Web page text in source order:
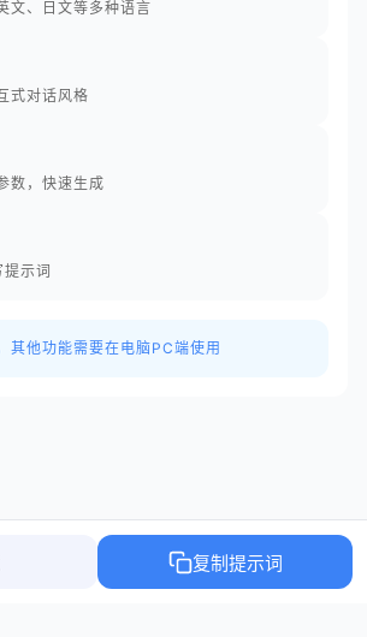
文、日文等多种语言
式对话风格
数，快速生成
示词
其他功能需要在电脑PC端使用
复制提示词